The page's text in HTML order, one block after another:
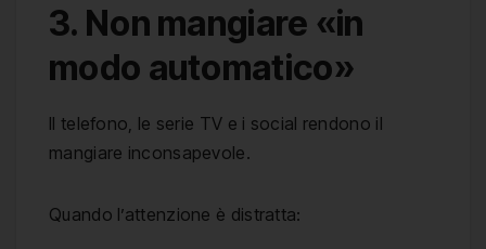
3. Non mangiare «in
modo automatico»
Il telefono, le serie TV e i social rendono il
mangiare inconsapevole.
Quando l’attenzione è distratta: